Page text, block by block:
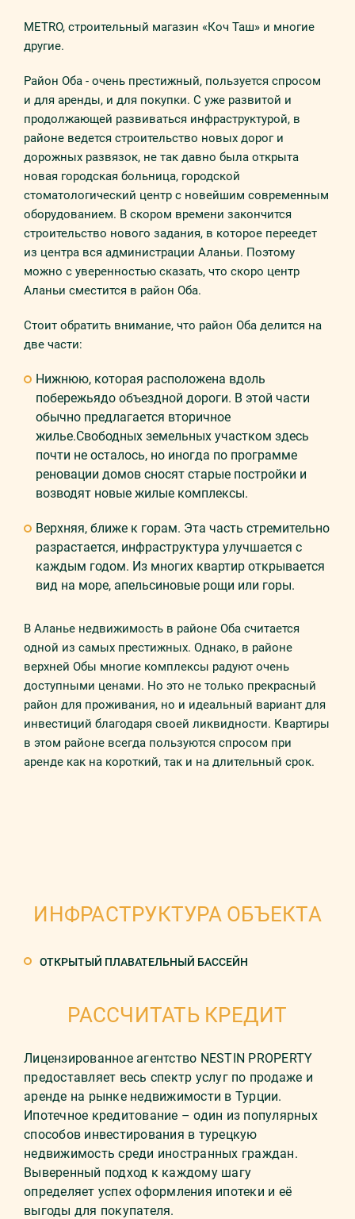
METRO, строительный магазин «Коч Таш» и многие
другие.
Район Оба - очень престижный, пользуется спросом
и для аренды, и для покупки. С уже развитой и
продолжающей развиваться инфраструктурой, в
районе ведется строительство новых дорог и
дорожных развязок, не так давно была открыта
новая городская больница, городской
стоматологический центр с новейшим современным
оборудованием. В скором времени закончится
строительство нового задания, в которое переедет
из центра вся администрации Аланьи. Поэтому
можно с уверенностью сказать, что скоро центр
Аланьи сместится в район Оба.
Стоит обратить внимание, что район Оба делится на
две части:
Нижнюю, которая расположена вдоль
побережьядо объездной дороги. В этой части
обычно предлагается вторичное
жилье.Свободных земельных участком здесь
почти не осталось, но иногда по программе
реновации домов сносят старые постройки и
возводят новые жилые комплексы.
Верхняя, ближе к горам. Эта часть стремительно
разрастается, инфраструктура улучшается с
каждым годом. Из многих квартир открывается
вид на море, апельсиновые рощи или горы.
В Аланье недвижимость в районе Оба считается
одной из самых престижных. Однако, в районе
верхней Обы многие комплексы радуют очень
доступными ценами. Но это не только прекрасный
район для проживания, но и идеальный вариант для
инвестиций благодаря своей ликвидности. Квартиры
в этом районе всегда пользуются спросом при
аренде как на короткий, так и на длительный срок.
ИНФРАСТРУКТУРА ОБЪЕКТА
ОТКРЫТЫЙ ПЛАВАТЕЛЬНЫЙ БАССЕЙН
РАССЧИТАТЬ КРЕДИТ
Лицензированное агентство NESTIN PROPERTY
предоставляет весь спектр услуг по продаже и
аренде на рынке недвижимости в Турции.
Ипотечное кредитование – один из популярных
способов инвестирования в турецкую
недвижимость среди иностранных граждан.
Выверенный подход к каждому шагу
определяет успех оформления ипотеки и её
выгоды для покупателя.